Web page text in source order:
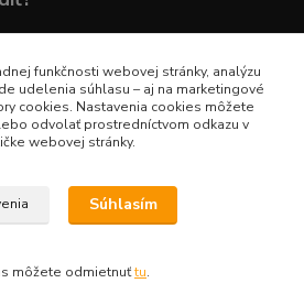
funkčnosti webovej stránky, analýzu
udelenia súhlasu – aj na marketingové
cookies. Nastavenia cookies môžete
odvolať prostredníctvom odkazu v
webovej stránky.
Súhlasím
môžete odmietnuťtu.